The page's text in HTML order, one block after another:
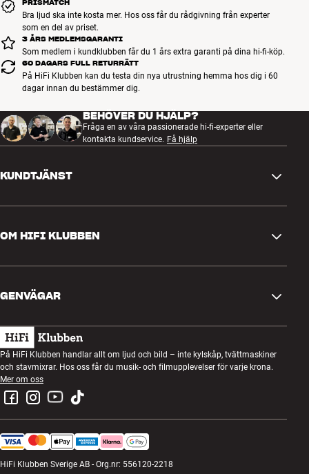
PRISMATCH
Bra ljud ska inte kosta mer. Hos oss får du rådgivning från experter
som en del av priset.
3 ÅRS MEDLEMSGARANTI
Som medlem i kundklubben får du 1 års extra garanti på dina hi-fi-köp.
60 DAGARS FULL RETURRÄTT
På HiFi Klubben kan du testa din nya utrustning hemma hos dig i 60
dagar innan du bestämmer dig.
BEHÖVER DU HJÄLP?
Fråga en av våra passionerade hi-fi-experter eller
kontakta kundservice. Få hjälp
KUNDTJÄNST
Retur och reklamation
Ångra beställning
Köpvillkor
Integritetspolicy
OM HIFI KLUBBEN
Kundklubb
Lyssnarkväll
Tävlingar
Jobb i HiFi Klubben
GENVÄGAR
Presentkort
Bygg med ljud
Montering och installation
Retur av elavfall
Produktrecensioner
På HiFi Klubben handlar allt om ljud och bild – inte kylskåp, tvättmaskiner
och stavmixrar. Hos oss får du musik- och filmupplevelser för varje krona.
Mer om oss
HiFi Klubben Sverige AB - Org.nr: 556120-2218